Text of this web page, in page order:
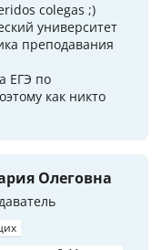
colegas ;)
университет
преподавания
ЕГЭ по
как никто
Олеговна